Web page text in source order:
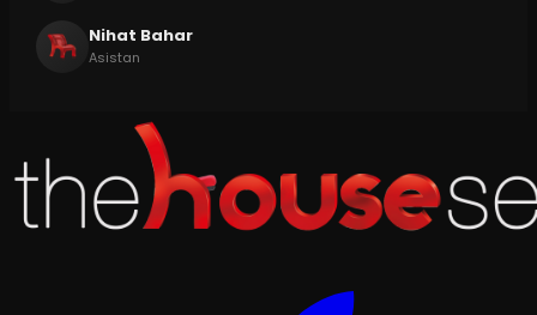
Nihat Bahar
Asistan